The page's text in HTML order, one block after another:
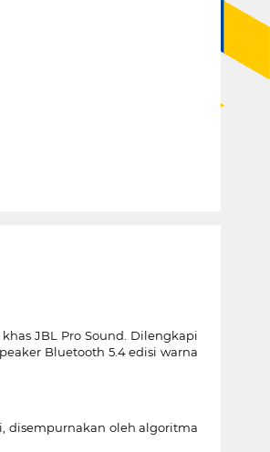
JBL Pro Sound. Dilengkapi
Bluetooth 5.4 edisi warna
disempurnakan oleh algoritma